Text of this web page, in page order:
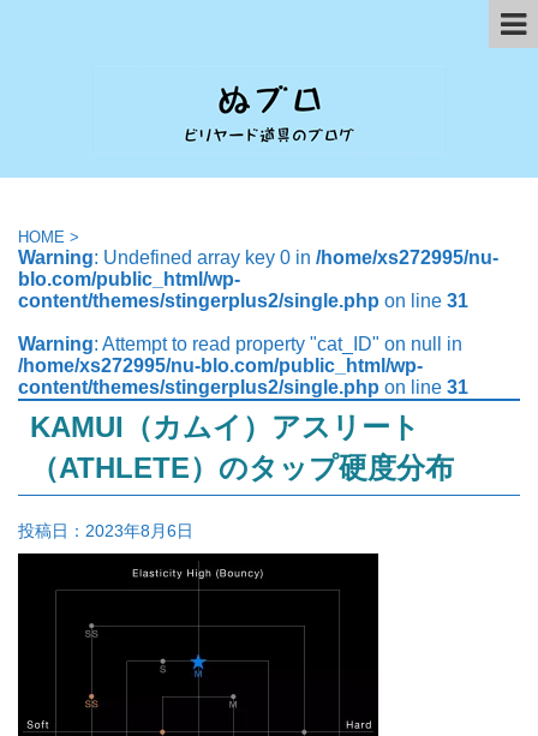
HOME >
Warning: Undefined array key 0 in /home/xs272995/nu-
blo.com/public_html/wp-
content/themes/stingerplus2/single.php on line 31
Warning: Attempt to read property "cat_ID" on null in
/home/xs272995/nu-blo.com/public_html/wp-
content/themes/stingerplus2/single.php on line 31
KAMUI（カムイ）アスリート
（ATHLETE）のタップ硬度分布
投稿日： 2023年8月6日